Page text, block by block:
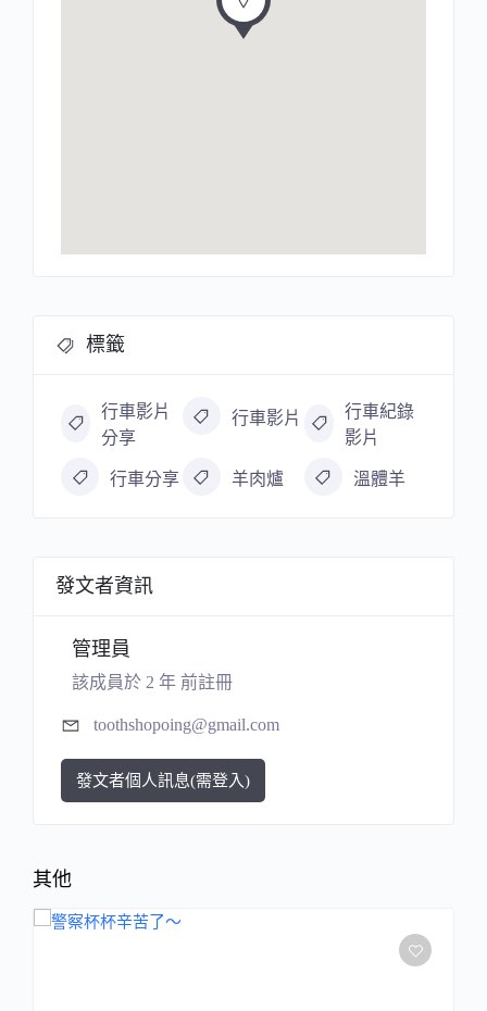
標籤
行車影片
分享
行車影片
行車紀錄
影片
行車分享 羊肉爐 溫體羊
發文者資訊
管理員
該成員於 2 年 前註冊
toothshopoing@gmail.com
發文者個人訊息(需登入)
其他